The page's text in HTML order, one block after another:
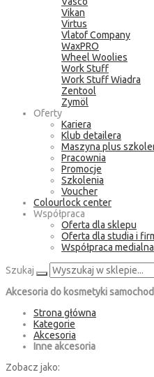
Vikan
Virtus
Vlatof Company
WaxPRO
Wheel Woolies
Work Stuff
Work Stuff Wiadra
Zentool
Zymöl
Oferty
Kariera
Klub detailera
Maszyna plus
Pracownia
Promocje
Szkolenia
Voucher
Colourlock center
Współpraca
Oferta dla sklepu
Oferta dla studia i
Współpraca medialna
Szukaj
Akcesoria do kosmetyki
Strona główna
Kategorie
Akcesoria
Inne akcesoria
Zobacz jako: